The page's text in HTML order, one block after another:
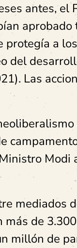
antes, el
a
del
Las
Modi
mediados
de
millón de